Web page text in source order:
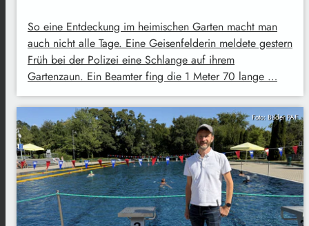
So eine Entdeckung im heimischen Garten macht man
auch nicht alle Tage. Eine Geisenfelderin meldete gestern
Früh bei der Polizei eine Schlange auf ihrem
Gartenzaun. Ein Beamter fing die 1 Meter 70 lange …
Foto: Bäder PAF